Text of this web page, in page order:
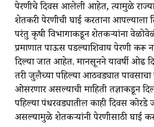
पेरणीचे दिवस आलेली आहेत, त्यामुळे
शेतकरी पेरणीची घाई करताना
परंतु कृषी विभागाकडून शेतकऱ्यांना
प्रमाणात पाऊस पडल्याशिवाय पेरणी करू
दिल्या जात आहेत. मानसूनने यावर्षी ओढ
तरी जुलैच्या पहिल्या आठवड्यात पावसाचा
ओसरणार असल्याची माहिती तज्ञाकडून
पहिल्या पंधरवड्यातील काही दिवस कोरडे
असल्यामुळे शेतकऱ्यांनी पेरणीसाठी घाई